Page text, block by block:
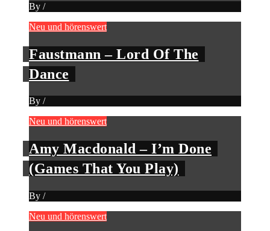
By /
Neu und hörenswert
Faustmann – Lord Of The
Dance
By /
Neu und hörenswert
Amy Macdonald – I’m Done
(Games That You Play)
By /
Neu und hörenswert